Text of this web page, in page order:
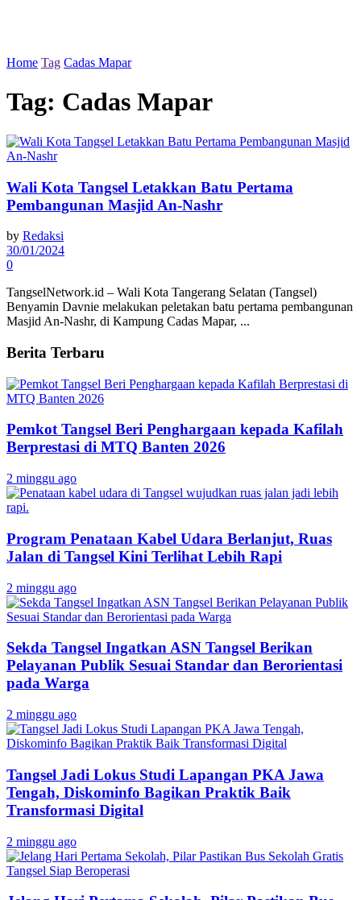
Home Tag Cadas Mapar
Tag: Cadas Mapar
Wali Kota Tangsel Letakkan Batu Pertama
Pembangunan Masjid An-Nashr
by Redaksi
30/01/2024
0
TangselNetwork.id – Wali Kota Tangerang Selatan (Tangsel)
Benyamin Davnie melakukan peletakan batu pertama pembangunan
Masjid An-Nashr, di Kampung Cadas Mapar, ...
Berita Terbaru
Pemkot Tangsel Beri Penghargaan kepada Kafilah
Berprestasi di MTQ Banten 2026
2 minggu ago
Program Penataan Kabel Udara Berlanjut, Ruas
Jalan di Tangsel Kini Terlihat Lebih Rapi
2 minggu ago
Sekda Tangsel Ingatkan ASN Tangsel Berikan
Pelayanan Publik Sesuai Standar dan Berorientasi
pada Warga
2 minggu ago
Tangsel Jadi Lokus Studi Lapangan PKA Jawa
Tengah, Diskominfo Bagikan Praktik Baik
Transformasi Digital
2 minggu ago